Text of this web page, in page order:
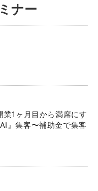
ナー
業1ヶ月目から満席にす
』集客〜補助金で集客